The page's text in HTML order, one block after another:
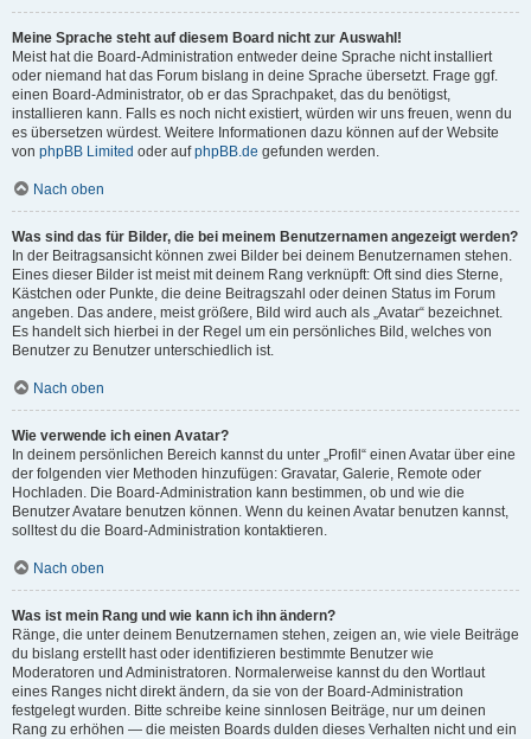
Meine Sprache steht auf diesem Board nicht zur Auswahl!
Meist hat die Board-Administration entweder deine Sprache nicht installiert
oder niemand hat das Forum bislang in deine Sprache übersetzt. Frage ggf.
einen Board-Administrator, ob er das Sprachpaket, das du benötigst,
installieren kann. Falls es noch nicht existiert, würden wir uns freuen, wenn du
es übersetzen würdest. Weitere Informationen dazu können auf der Website
von phpBB Limited oder aufphpBB.de gefunden werden.
Nach oben
Was sind das für Bilder, die bei meinem Benutzernamen angezeigt werden?
In der Beitragsansicht können zwei Bilder bei deinem Benutzernamen stehen.
Eines dieser Bilder ist meist mit deinem Rang verknüpft: Oft sind dies Sterne,
Kästchen oder Punkte, die deine Beitragszahl oder deinen Status im Forum
angeben. Das andere, meist größere, Bild wird auch als „Avatar“ bezeichnet.
Es handelt sich hierbei in der Regel um ein persönliches Bild, welches von
Benutzer zu Benutzer unterschiedlich ist.
Nach oben
Wie verwende ich einen Avatar?
In deinem persönlichen Bereich kannst du unter „Profil“ einen Avatar über eine
der folgenden vier Methoden hinzufügen: Gravatar, Galerie, Remote oder
Hochladen. Die Board-Administration kann bestimmen, ob und wie die
Benutzer Avatare benutzen können. Wenn du keinen Avatar benutzen kannst,
solltest du die Board-Administration kontaktieren.
Nach oben
Was ist mein Rang und wie kann ich ihn ändern?
Ränge, die unter deinem Benutzernamen stehen, zeigen an, wie viele Beiträge
du bislang erstellt hast oder identifizieren bestimmte Benutzer wie
Moderatoren und Administratoren. Normalerweise kannst du den Wortlaut
eines Ranges nicht direkt ändern, da sie von der Board-Administration
festgelegt wurden. Bitte schreibe keine sinnlosen Beiträge, nur um deinen
Rang zu erhöhen — die meisten Boards dulden dieses Verhalten nicht und ein